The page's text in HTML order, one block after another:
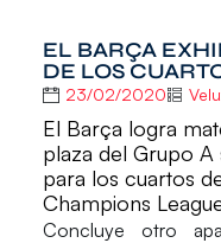
EL BARÇA
DE LOS
23/02/2020
El Barça logra
plaza del Grupo A
para los cuartos
Champions
Concluye otro